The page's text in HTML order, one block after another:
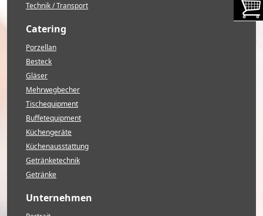
Technik / Transport
Catering
Porzellan
Besteck
Gläser
Mehrwegbecher
Tischequipment
Buffetequipment
Küchengeräte
Küchenausstattung
Getränketechnik
Getränke
Unternehmen